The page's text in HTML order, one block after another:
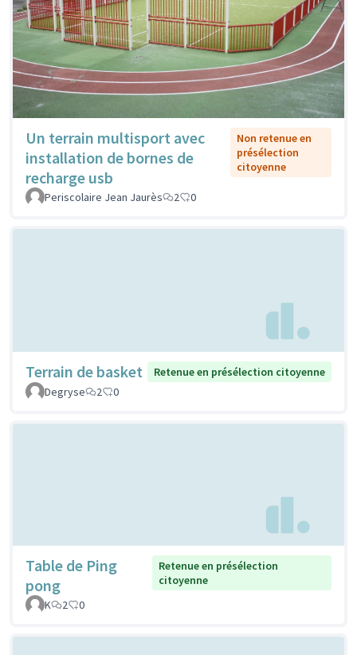
Un terrain multisport avec
installation de bornes de
recharge usb
Non retenue en
présélection
citoyenne
Periscolaire Jean Jaurès 2 0
Terrain de basket
Retenue en présélection citoyenne
Degryse
2 0
Table de Ping
pong
Retenue en présélection
citoyenne
K
2 0